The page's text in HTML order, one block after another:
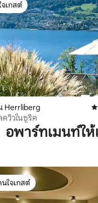
5, 94 รีวิว
จเกสต์
จเกสต์
Herrliberg ค
ควิวในซูริค
อพาร์ทเมนท์ให้
จเกสต์ที่สุด
นใจเกสต์